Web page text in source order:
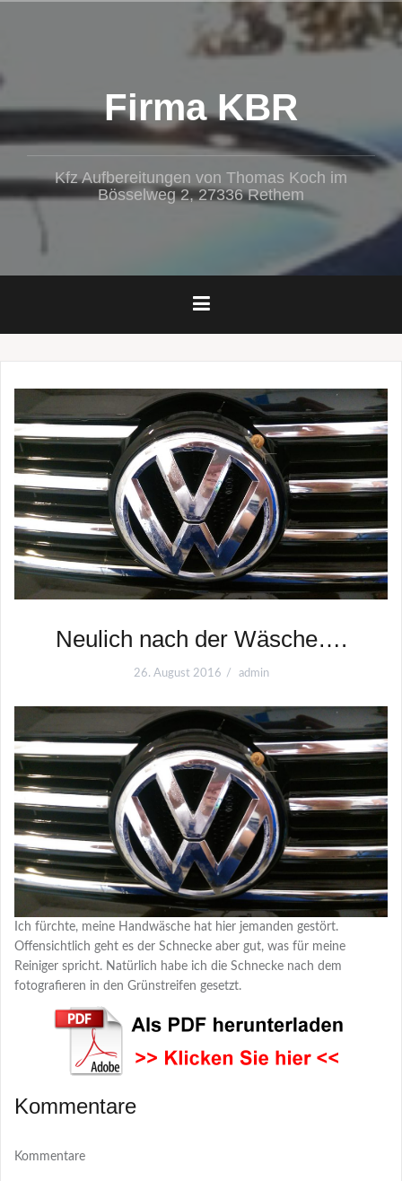
Firma KBR
Kfz Aufbereitungen von Thomas Koch im
Bösselweg 2, 27336 Rethem
Neulich nach der Wäsche….
26. August 2016 admin
Ich fürchte, meine Handwäsche hat hier jemanden gestört.
Offensichtlich geht es der Schnecke aber gut, was für meine
Reiniger spricht. Natürlich habe ich die Schnecke nach dem
fotografieren in den Grünstreifen gesetzt.
Kommentare
Kommentare